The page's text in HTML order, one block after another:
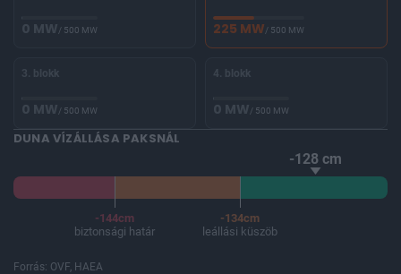
0 MW/ 500 MW 225 MW/ 500 MW
3. blokk
0 MW/ 500 MW
4. blokk
0 MW/ 500 MW
DUNA VÍZÁLLÁSA PAKSNÁL
-128 cm
-144cm
biztonsági határ
-134cm
leállási küszöb
Forrás: OVF, HAEA